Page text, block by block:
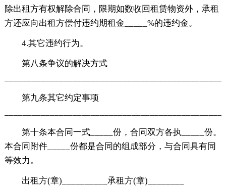
除出租方有权解除合同，限期如数收回租赁物资外，承租
方还应向出租方偿付违约期租金_____%的违约金。
4.其它违约行为。
第八条争议的解决方式
第九条其它约定事项
第十条本合同一式_____份，合同双方各执_____份。
本合同附件_____份都是合同的组成部分，与合同具有同
等效力。
出租方(章)__________承租方(章)________